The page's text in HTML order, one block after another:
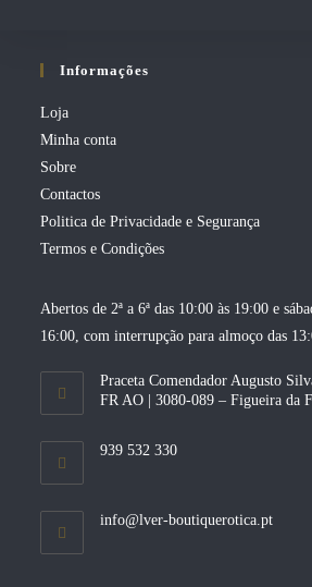
Informações
Loja
Minha conta
Sobre
Contactos
Politica de Privacidade e Segurança
Termos e Condições
Abertos de 2ª a 6ª das 10:00 às 19:00 e
16:00, com interrupção para almoço das
Praceta Comendador Augusto
FR AO | 3080-089 – Figueira da
939 532 330
info@lver-boutiquerotica.ptOpens